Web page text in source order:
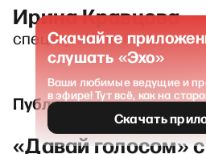
Ирина Кравцова
спецкор «Новой газеты
Публикации и выпуски
«Давай голосом»
Скачайте
слушать «Эхо»
Ваши любимые ведущие и
в эфире! Тут всё, как на
Скачать